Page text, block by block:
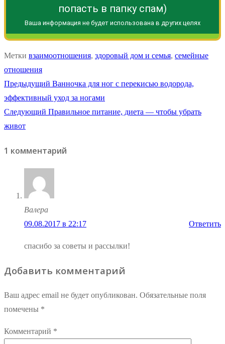
попасть в папку спам)
Ваша информация не будет использована в других целях
Метки взаимоотношения, здоровый дом и семья, семейные
отношения
Навигация
по
записям
Предыдущий Предыдущая
запись:
Ванночка для ног с перекисью водорода,
эффективный уход за ногами
Следующий Следующая
Правильное питание, диета — чтобы убрать
живот
1 комментарий
Валера
09.08.2017 в 22:17
Ответить
спасибо за советы и рассылки!
Добавить комментарий
Ваш адрес email не будет опубликован. Обязательные поля
помечены *
Комментарий *